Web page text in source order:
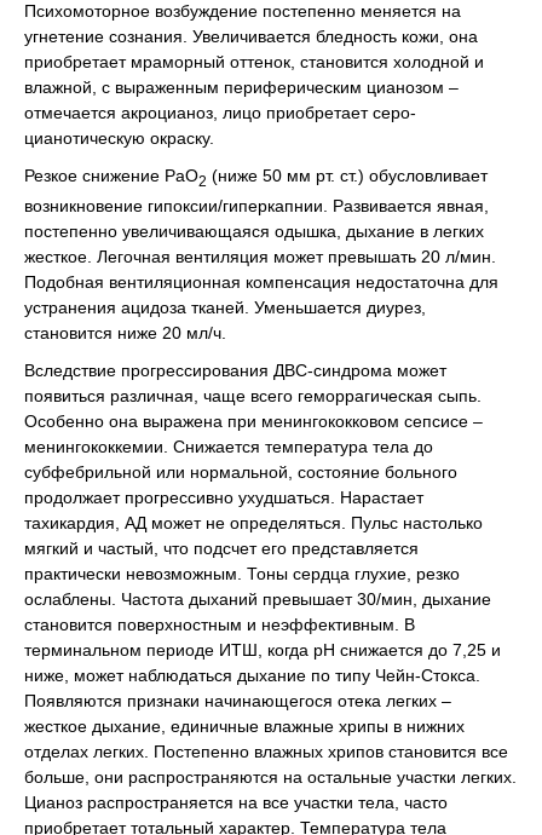
Психомоторное возбуждение постепенно меняется на
угнетение сознания. Увеличивается бледность кожи, она
приобретает мраморный оттенок, становится холодной и
влажной, с выраженным периферическим цианозом –
отмечается акроцианоз, лицо приобретает серо-
цианотическую окраску.
Резкое снижение РаО2 (ниже 50 мм рт. ст.) обусловливает
возникновение гипоксии/гиперкапнии. Развивается явная,
постепенно увеличивающаяся одышка, дыхание в легких
жесткое. Легочная вентиляция может превышать 20 л/мин.
Подобная вентиляционная компенсация недостаточна для
устранения ацидоза тканей. Уменьшается диурез,
становится ниже 20 мл/ч.
Вследствие прогрессирования ДВС-синдрома может
появиться различная, чаще всего геморрагическая сыпь.
Особенно она выражена при менингококковом сепсисе –
менингококкемии. Снижается температура тела до
субфебрильной или нормальной, состояние больного
продолжает прогрессивно ухудшаться. Нарастает
тахикардия, АД может не определяться. Пульс настолько
мягкий и частый, что подсчет его представляется
практически невозможным. Тоны сердца глухие, резко
ослаблены. Частота дыханий превышает 30/мин, дыхание
становится поверхностным и неэффективным. В
терминальном периоде ИТШ, когда рН снижается до 7,25 и
ниже, может наблюдаться дыхание по типу Чейн-Стокса.
Появляются признаки начинающегося отека легких –
жесткое дыхание, единичные влажные хрипы в нижних
отделах легких. Постепенно влажных хрипов становится все
больше, они распространяются на остальные участки легких.
Цианоз распространяется на все участки тела, часто
приобретает тотальный характер. Температура тела